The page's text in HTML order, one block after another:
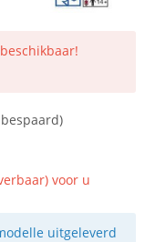
voor u
uitgeleverd